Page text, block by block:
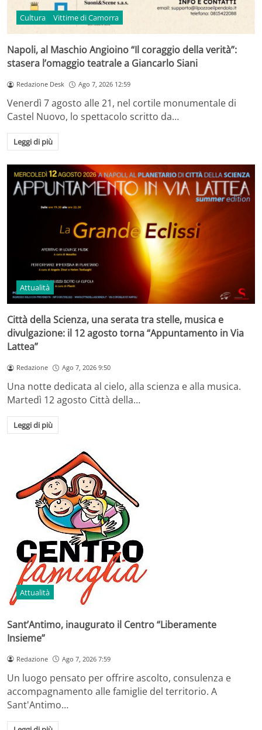
Cultura Vittime di Camorra
Napoli, al Maschio Angioino “Il coraggio della verità”:
stasera l’omaggio teatrale a Giancarlo Siani
Redazione Desk Ago 7, 2026 12:59
Venerdì 7 agosto alle 21, nel cortile monumentale di
Castel Nuovo, lo spettacolo scritto da…
Leggi di più
Attualità
Città della Scienza, una serata tra stelle, musica e
divulgazione: il 12 agosto torna “Appuntamento in Via
Lattea”
Redazione Ago 7, 2026 9:50
Una notte dedicata al cielo, alla scienza e alla musica.
Martedì 12 agosto Città della…
Leggi di più
Attualità
Sant’Antimo, inaugurato il Centro “Liberamente
Insieme”
Redazione Ago 7, 2026 7:59
Un luogo pensato per offrire ascolto, consulenza e
accompagnamento alle famiglie del territorio. A
Sant'Antimo…